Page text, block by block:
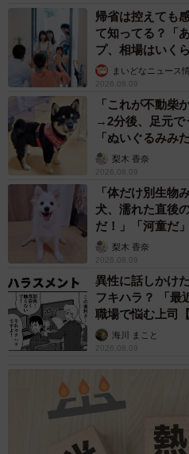
帰省は控えても
て知ってる？「
プ、相場はいく
まいどなニュース
2026.08.09
「これが不動柴
→2分後、足元で
「ぬいぐるみみ
梨木 香奈
2026.08.09
「体だけ別生物
犬、濡れた直後
だ！」「河童だ
梨木 香奈
2026.08.09
異性に話しかけ
フキハラ？ 「最
職場で悩む上司【
海川 まこと
2026.08.09